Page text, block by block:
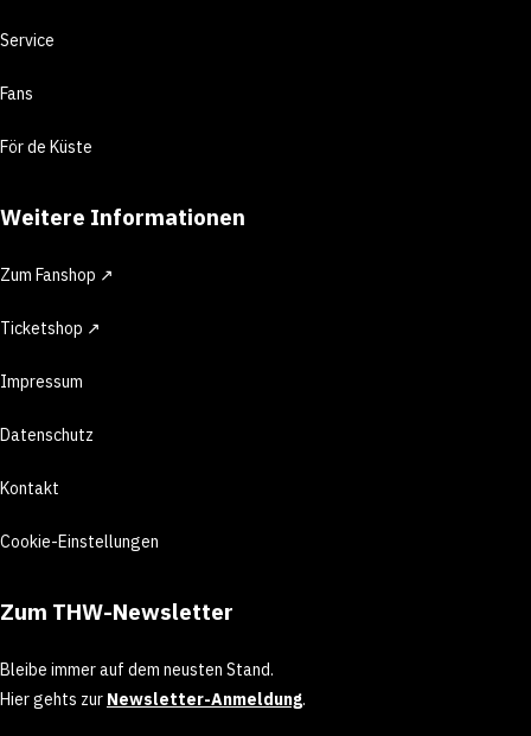
Service
Fans
För de Küste
Weitere Informationen
Zum Fanshop ↗
Ticketshop ↗
Impressum
Datenschutz
Kontakt
Cookie-Einstellungen
Zum THW-Newsletter
Bleibe immer auf dem neusten Stand.
Hier gehts zur Newsletter-Anmeldung.